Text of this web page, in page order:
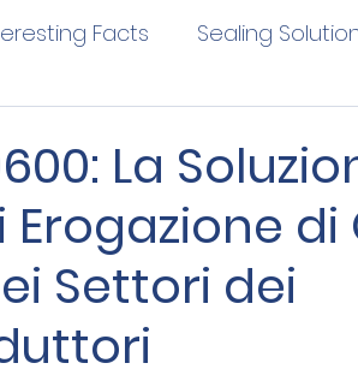
Facts Sealing
Service Point
La
Erogazione di
Settori dei